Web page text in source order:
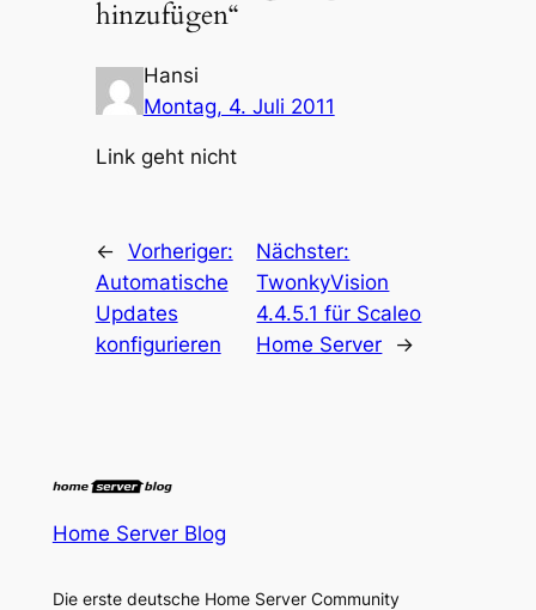
hinzufügen“
Hansi
Montag, 4. Juli 2011
Link geht nicht
← Vorheriger:
Automatische
Updates
konfigurieren
Nächster:
TwonkyVision
4.4.5.1 für Scaleo
Home Server
→
Home Server Blog
Die erste deutsche Home Server Community